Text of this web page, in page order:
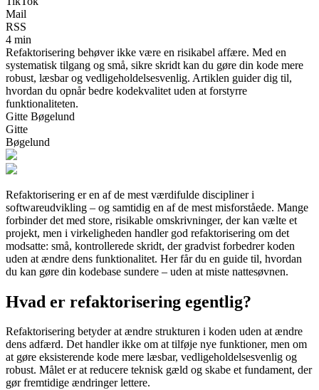
Mail
RSS
4 min
Refaktorisering behøver ikke være en risikabel affære. Med en
systematisk tilgang og små, sikre skridt kan du gøre din kode mere
robust, læsbar og vedligeholdelsesvenlig. Artiklen guider dig til,
hvordan du opnår bedre kodekvalitet uden at forstyrre
funktionaliteten.
Gitte Bøgelund
Gitte
Bøgelund
Refaktorisering er en af de mest værdifulde discipliner i
softwareudvikling – og samtidig en af de mest misforståede. Mange
forbinder det med store, risikable omskrivninger, der kan vælte et
projekt, men i virkeligheden handler god refaktorisering om det
modsatte: små, kontrollerede skridt, der gradvist forbedrer koden
uden at ændre dens funktionalitet. Her får du en guide til, hvordan
du kan gøre din kodebase sundere – uden at miste nattesøvnen.
Hvad er refaktorisering egentlig?
Refaktorisering betyder at ændre strukturen i koden uden at ændre
dens adfærd. Det handler ikke om at tilføje nye funktioner, men om
at gøre eksisterende kode mere læsbar, vedligeholdelsesvenlig og
robust. Målet er at reducere teknisk gæld og skabe et fundament, der
gør fremtidige ændringer lettere.